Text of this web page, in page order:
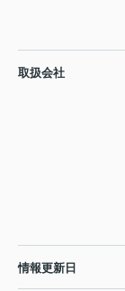
取扱会社
情報更新日